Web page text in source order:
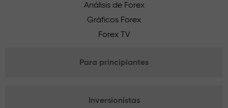
Análisis de Forex
Gráficos Forex
Forex TV
Para principiantes
Inversionistas